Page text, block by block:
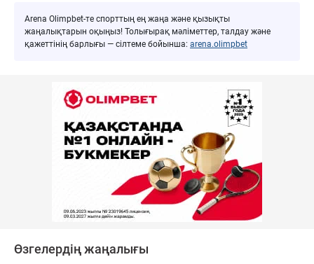
Arena Olimpbet-те спорттың ең жаңа және қызықты
жаңалықтарын оқыңыз! Толығырақ мәліметтер, талдау және
қажеттінің барлығы — сілтеме бойынша: arena.olimpbet